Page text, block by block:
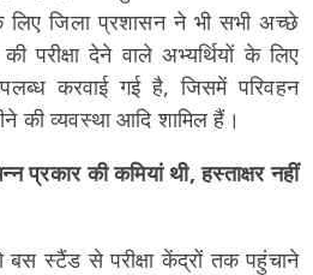
जिला प्रशासन ने भी सभी अच्छे
परीक्षा देने वाले अभ्यर्थियों के लिए
करवाई गई है, जिसमें परिवहन
की व्यवस्था आदि शामिल हैं।
प्रकार की कमियां थी, हस्ताक्षर नहीं
बस स्टैंड से परीक्षा केंद्रों तक पहुंचाने